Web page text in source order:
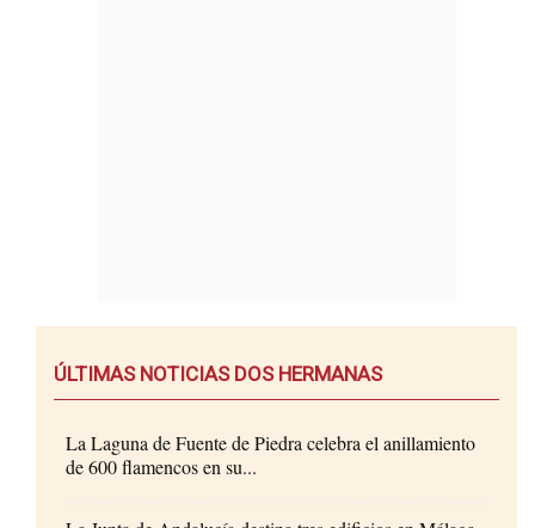
ÚLTIMAS NOTICIAS DOS HERMANAS
La Laguna de Fuente de Piedra celebra el anillamiento
de 600 flamencos en su...